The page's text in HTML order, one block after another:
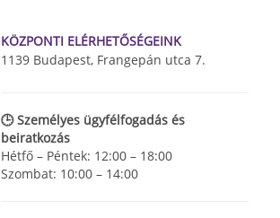
KÖZPONTI ELÉRHETŐSÉGEINK
1139 Budapest, Frangepán utca 7.
🕒 Személyes ügyfélfogadás és
beiratkozás
Hétfő – Péntek: 12:00 – 18:00
Szombat: 10:00 – 14:00